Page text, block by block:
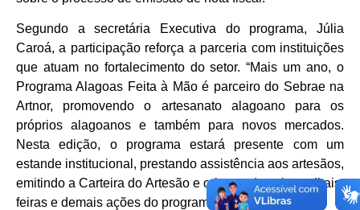
Segundo a secretária Executiva do programa, Júlia
Caroá, a participação reforça a parceria com instituições
que atuam no fortalecimento do setor. “Mais um ano, o
Programa Alagoas Feita à Mão é parceiro do Sebrae na
Artnor, promovendo o artesanato alagoano para os
próprios alagoanos e também para novos mercados.
Nesta edição, o programa estará presente com um
estande institucional, prestando assistência aos artesãos,
emitindo a Carteira do Artesão e orientando sobre editais,
feiras e demais ações do programa”, adiantou Júlia.